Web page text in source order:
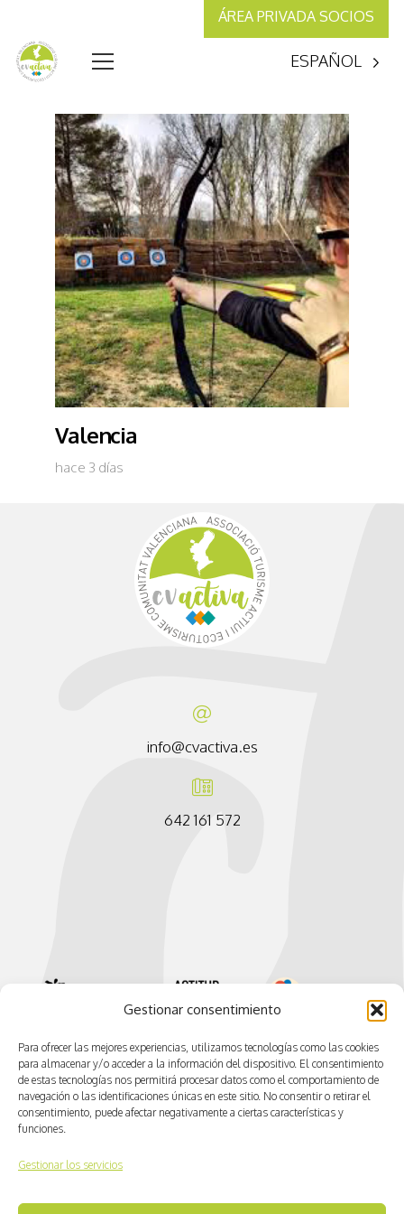
Gestionar consentimiento
Para ofrecer las mejores experiencias, utilizamos tecnologías como las cookies
para almacenar y/o acceder a la información del dispositivo. El consentimiento
de estas tecnologías nos permitirá procesar datos como el comportamiento de
navegación o las identificaciones únicas en este sitio. No consentir o retirar el
consentimiento, puede afectar negativamente a ciertas características y
funciones.
Gestionar los servicios
ÁREA PRIVADA SOCIOS
ESPAÑOL
Valencia
hace 3 días
info@cvactiva.es
642 161 572